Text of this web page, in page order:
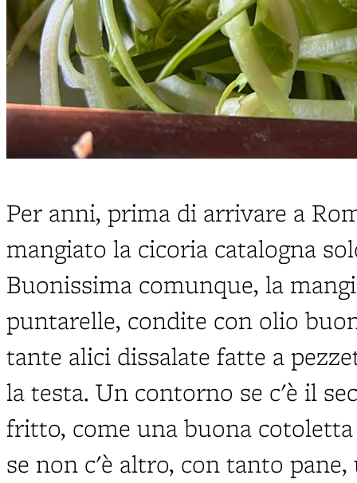
Per anni, prima di arrivare a
mangiato la cicoria catalogna
Buonissima comunque, la
puntarelle, condite con olio
tante alici dissalate fatte a
la testa. Un contorno se c'è il
fritto, come una buona
se non c'è altro, con tanto